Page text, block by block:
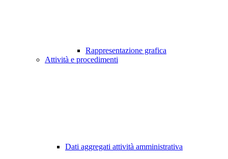
Rappresentazione grafica
Attività e procedimenti
Dati aggregati attività amministrativa